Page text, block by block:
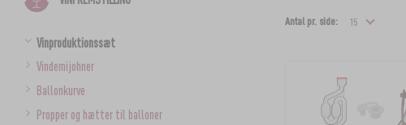
Vinproduktionssæt
Vindemijohner
Ballonkurve
Propper og hætter til balloner
Antal pr. side: